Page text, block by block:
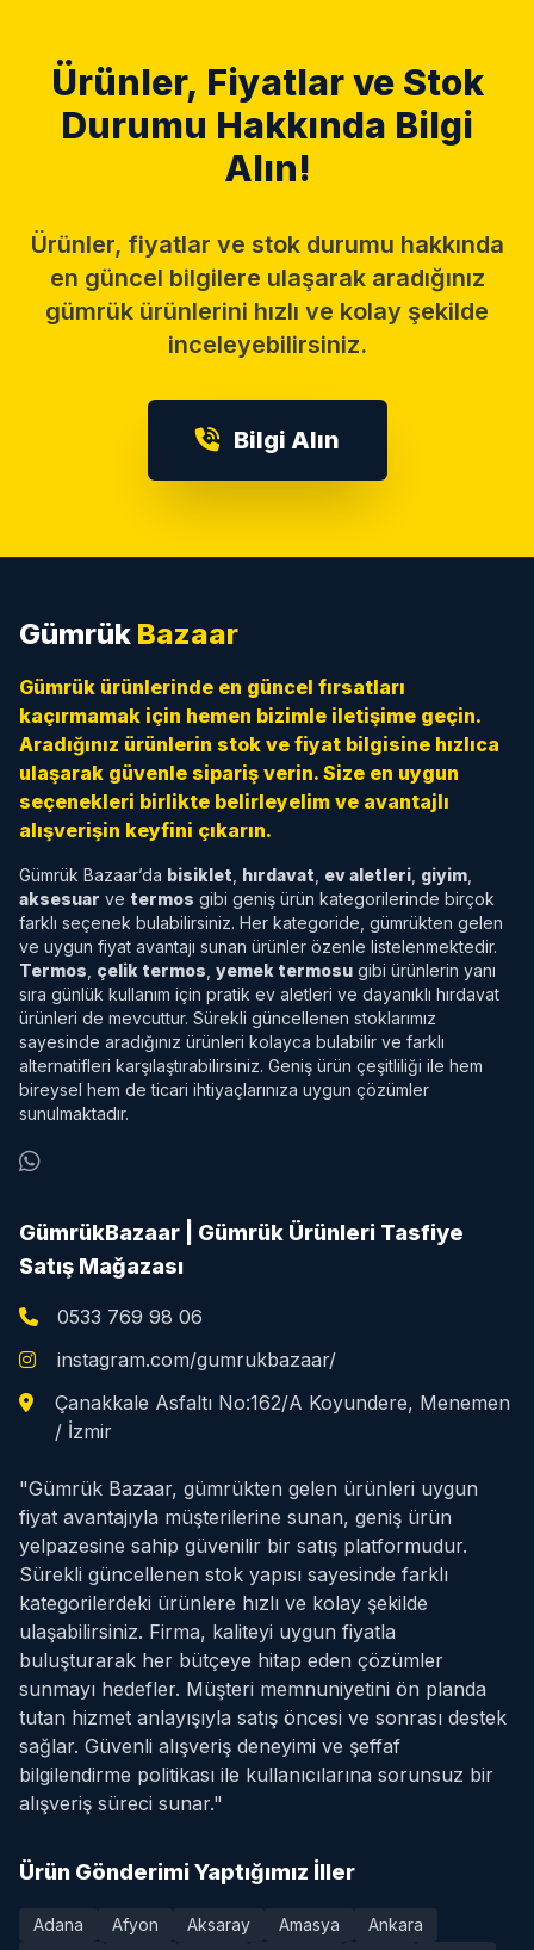
Ürünler, Fiyatlar ve Stok
Durumu Hakkında Bilgi
Alın!
Ürünler, fiyatlar ve stok durumu hakkında
en güncel bilgilere ulaşarak aradığınız
gümrük ürünlerini hızlı ve kolay şekilde
inceleyebilirsiniz.
Bilgi Alın
Gümrük Bazaar
Gümrük ürünlerinde en güncel fırsatları
kaçırmamak için hemen bizimle iletişime geçin.
Aradığınız ürünlerin stok ve fiyat bilgisine hızlıca
ulaşarak güvenle sipariş verin. Size en uygun
seçenekleri birlikte belirleyelim ve avantajlı
alışverişin keyfini çıkarın.
Gümrük Bazaar’da bisiklet hırdavat ev aletleri giyim
aksesuar ve termos gibi geniş ürün kategorilerinde birçok
farklı seçenek bulabilirsiniz. Her kategoride, gümrükten gelen
ve uygun fiyat avantajı sunan ürünler özenle listelenmektedir.
Termos çelik termos yemek termosu gibi ürünlerin yanı
sıra günlük kullanım için pratik ev aletleri ve dayanıklı hırdavat
ürünleri de mevcuttur. Sürekli güncellenen stoklarımız
sayesinde aradığınız ürünleri kolayca bulabilir ve farklı
alternatifleri karşılaştırabilirsiniz. Geniş ürün çeşitliliği ile hem
bireysel hem de ticari ihtiyaçlarınıza uygun çözümler
sunulmaktadır.
GümrükBazaar | Gümrük Ürünleri Tasfiye
Satış Mağazası
0533 769 98 06
instagram.com/gumrukbazaar/
Çanakkale Asfaltı No:162/A Koyundere, Menemen
/ İzmir
"Gümrük Bazaar, gümrükten gelen ürünleri uygun
fiyat avantajıyla müşterilerine sunan, geniş ürün
yelpazesine sahip güvenilir bir satış platformudur.
Sürekli güncellenen stok yapısı sayesinde farklı
kategorilerdeki ürünlere hızlı ve kolay şekilde
ulaşabilirsiniz. Firma, kaliteyi uygun fiyatla
buluşturarak her bütçeye hitap eden çözümler
sunmayı hedefler. Müşteri memnuniyetini ön planda
tutan hizmet anlayışıyla satış öncesi ve sonrası destek
sağlar. Güvenli alışveriş deneyimi ve şeffaf
bilgilendirme politikası ile kullanıcılarına sorunsuz bir
alışveriş süreci sunar."
Ürün Gönderimi Yaptığımız İller
Adana Afyon Aksaray Amasya
Ankara